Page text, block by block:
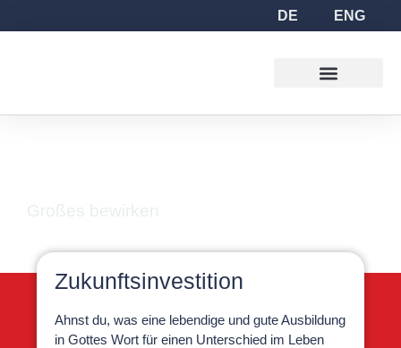
DE ENG
Zukunftsinvestition
Ahnst du, was eine lebendige und gute Ausbildung
in Gottes Wort für einen Unterschied im Leben